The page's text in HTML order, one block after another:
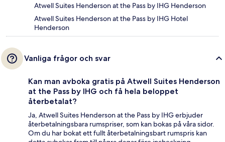
Atwell Suites Henderson at the Pass by IHG Henderson
Atwell Suites Henderson at the Pass by IHG Hotel
Henderson
Vanliga frågor och svar
Kan man avboka gratis på Atwell Suites Henderson
at the Pass by IHG och få hela beloppet
återbetalat?
Ja, Atwell Suites Henderson at the Pass by IHG erbjuder
återbetalningsbara rumspriser, som kan bokas på våra sidor.
Om du har bokat ett fullt återbetalningsbart rumspris kan